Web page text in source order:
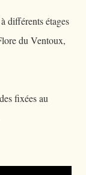
différents étages
du Ventoux,
fixées au